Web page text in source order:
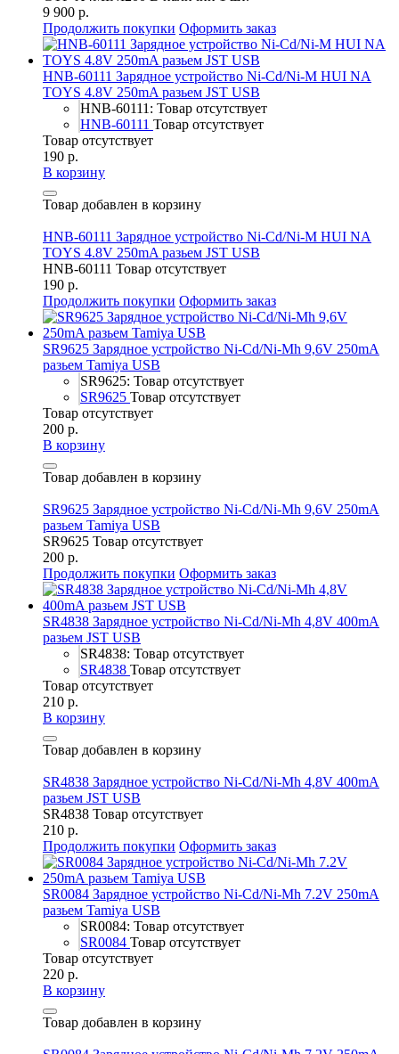
9 900 р.
Продолжить покупки Оформить заказ
HNB-60111 Зарядное устройство Ni-Cd/Ni-M HUI NA
TOYS 4.8V 250mA разьем JST USB
HNB-60111: Товар отсутствует
HNB-60111 Товар отсутствует
Товар отсутствует
190 р.
В корзину
Товар добавлен в корзину
HNB-60111 Зарядное устройство Ni-Cd/Ni-M HUI NA
TOYS 4.8V 250mA разьем JST USB
HNB-60111 Товар отсутствует
190 р.
Продолжить покупки Оформить заказ
SR9625 Зарядное устройство Ni-Cd/Ni-Mh 9,6V 250mA
разьем Tamiya USB
SR9625: Товар отсутствует
SR9625 Товар отсутствует
Товар отсутствует
200 р.
В корзину
Товар добавлен в корзину
SR9625 Зарядное устройство Ni-Cd/Ni-Mh 9,6V 250mA
разьем Tamiya USB
SR9625 Товар отсутствует
200 р.
Продолжить покупки Оформить заказ
SR4838 Зарядное устройство Ni-Cd/Ni-Mh 4,8V 400mA
разьем JST USB
SR4838: Товар отсутствует
SR4838 Товар отсутствует
Товар отсутствует
210 р.
В корзину
Товар добавлен в корзину
SR4838 Зарядное устройство Ni-Cd/Ni-Mh 4,8V 400mA
разьем JST USB
SR4838 Товар отсутствует
210 р.
Продолжить покупки Оформить заказ
SR0084 Зарядное устройство Ni-Cd/Ni-Mh 7.2V 250mA
разьем Tamiya USB
SR0084: Товар отсутствует
SR0084 Товар отсутствует
Товар отсутствует
220 р.
В корзину
Товар добавлен в корзину